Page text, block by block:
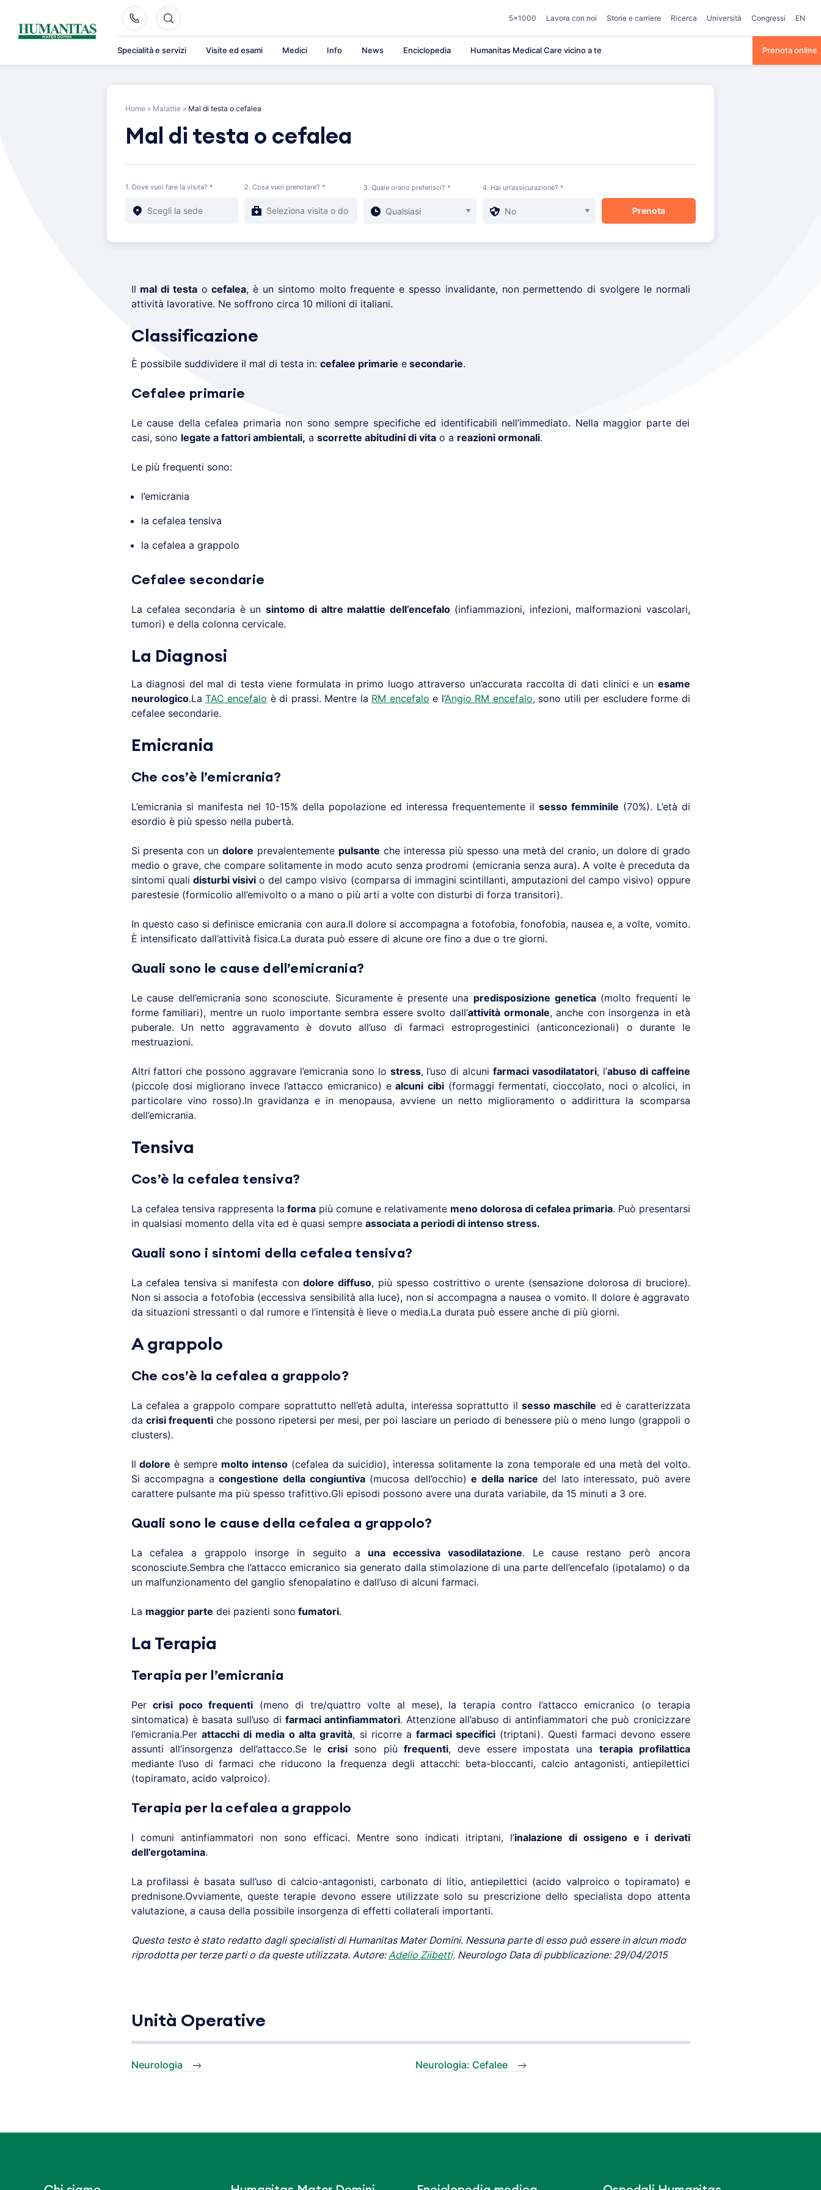
content
5×1000 Lavora con noi Storie e carriere Ricerca Università Congressi EN
Specialità e servizi Visite ed esami Medici Info News Enciclopedia Humanitas Medical Care vicino a te Prenota online
Home » Malattie » Mal di testa o cefalea
Mal di testa o cefalea
1. Dove vuoi fare la visita? * 2. Cosa vuoi prenotare? * 3. Quale orario preferisci? * 4. Hai un'assicurazione? *
Il mal di testaocefalea, è un sintomo molto frequente e spesso invalidante, non permettendo di svolgere le normali
attività lavorative. Ne soffrono circa 10 milioni di italiani.
Classificazione
È possibile suddividere il mal di testa in: cefalee primarie esecondarie.
Cefalee primarie
Le cause della cefalea primaria non sono sempre specifiche ed identificabili nell’immediato. Nella maggior parte dei
casi, sono legate a fattori ambientali, a scorrette abitudini di vitao a reazioni ormonali.
Le più frequenti sono:
l’emicrania
la cefalea tensiva
la cefalea a grappolo
Cefalee secondarie
La cefalea secondaria è un sintomo di altre malattie dell’encefalo(infiammazioni, infezioni, malformazioni vascolari,
tumori) e della colonna cervicale.
La Diagnosi
La diagnosi del mal di testa viene formulata in primo luogo attraverso un’accurata raccolta di dati clinici e un esame
neurologico.La TAC encefalo è di prassi. Mentre la RM encefalo e l’Angio RM encefalo, sono utili per escludere forme di
cefalee secondarie.
Emicrania
Che cos’è l’emicrania?
L’emicrania si manifesta nel 10-15% della popolazione ed interessa frequentemente il sesso femminile (70%). L’età di
esordio è più spesso nella pubertà.
Si presenta con undolore prevalentemente pulsante che interessa più spesso una metà del cranio, un dolore di grado
medio o grave, che compare solitamente in modo acuto senza prodromi (emicrania senza aura). A volte è preceduta da
sintomi quali disturbi visivio del campo visivo (comparsa di immagini scintillanti, amputazioni del campo visivo) oppure
parestesie (formicolio all’emivolto o a mano o più arti a volte con disturbi di forza transitori).
In questo caso si definisce emicrania con aura.Il dolore si accompagna a fotofobia, fonofobia, nausea e, a volte, vomito.
È intensificato dall’attività fisica.La durata può essere di alcune ore fino a due o tre giorni.
Quali sono le cause dell’emicrania?
Le cause dell’emicrania sono sconosciute. Sicuramente è presente una predisposizione genetica(molto frequenti le
forme familiari), mentre un ruolo importante sembra essere svolto dall’attività ormonale, anche con insorgenza in età
puberale. Un netto aggravamento è dovuto all’uso di farmaci estroprogestinici (anticoncezionali) o durante le
mestruazioni.
Altri fattori che possono aggravare l’emicrania sono lo stress, l’uso di alcuni farmaci vasodilatatori, l’abuso di caffeine
(piccole dosi migliorano invece l’attacco emicranico) e alcuni cibi(formaggi fermentati, cioccolato, noci o alcolici, in
particolare vino rosso).In gravidanza e in menopausa, avviene un netto miglioramento o addirittura la scomparsa
dell’emicrania.
Tensiva
Cos’è la cefalea tensiva?
La cefalea tensiva rappresenta la formapiù comune e relativamente meno dolorosa di cefalea primaria. Può presentarsi
in qualsiasi momento della vita ed è quasi sempre associata a periodi di intenso stress.
Quali sono i sintomi della cefalea tensiva?
La cefalea tensiva si manifesta condolore diffuso, più spesso costrittivo o urente (sensazione dolorosa di bruciore).
Non si associa a fotofobia (eccessiva sensibilità alla luce), non si accompagna a nausea o vomito. Il dolore è aggravato
da situazioni stressanti o dal rumore e l’intensità è lieve o media.La durata può essere anche di più giorni.
A grappolo
Che cos’è la cefalea a grappolo?
La cefalea a grappolo compare soprattutto nell’età adulta, interessa soprattutto il sesso maschile ed è caratterizzata
da crisi frequentiche possono ripetersi per mesi, per poi lasciare un periodo di benessere più o meno lungo (grappoli o
clusters).
Ildolore è sempre molto intenso (cefalea da suicidio), interessa solitamente la zona temporale ed una metà del volto.
Si accompagna acongestione della congiuntiva(mucosa dell’occhio)e della narice del lato interessato, può avere
carattere pulsante ma più spesso trafittivo.Gli episodi possono avere una durata variabile, da 15 minuti a 3 ore.
Quali sono le cause della cefalea a grappolo?
La cefalea a grappolo insorge in seguito a una eccessiva vasodilatazione. Le cause restano però ancora
sconosciute.Sembra che l’attacco emicranico sia generato dalla stimolazione di una parte dell’encefalo (ipotalamo) o da
un malfunzionamento del ganglio sfenopalatino e dall’uso di alcuni farmaci.
La maggior parte dei pazienti sono fumatori.
La Terapia
Terapia per l’emicrania
Percrisi poco frequenti (meno di tre/quattro volte al mese), la terapia contro l’attacco emicranico (o terapia
sintomatica) è basata sull’uso di farmaci antinfiammatori. Attenzione all’abuso di antinfiammatori che può cronicizzare
l’emicrania.Per attacchi di media o alta gravità, si ricorre a farmaci specifici(triptani). Questi farmaci devono essere
assunti all’insorgenza dell’attacco.Se lecrisi sono piùfrequenti, deve essere impostata una terapia profilattica
mediante l’uso di farmaci che riducono la frequenza degli attacchi: beta-bloccanti, calcio antagonisti, antiepilettici
(topiramato, acido valproico).
Terapia per la cefalea a grappolo
I comuni antinfiammatori non sono efficaci. Mentre sono indicati itriptani, l’inalazione di ossigeno e i derivati
dell’ergotamina.
La profilassi è basata sull’uso di calcio-antagonisti, carbonato di litio, antiepilettici (acido valproico o topiramato) e
prednisone.Ovviamente, queste terapie devono essere utilizzate solo su prescrizione dello specialista dopo attenta
valutazione, a causa della possibile insorgenza di effetti collaterali importanti.
Questo testo è stato redatto dagli specialisti di Humanitas Mater Domini. Nessuna parte di esso può essere in alcun modo
riprodotta per terze parti o da queste utilizzata. Autore:Adelio Ziibetti,Neurologo Data di pubblicazione: 29/04/2015
Unità Operative
Neurologia Neurologia: Cefalee